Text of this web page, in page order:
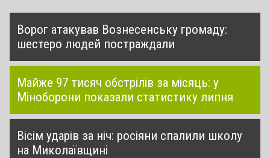
Ворог атакував Вознесенську громаду:
шестеро людей постраждали
Майже 97 тисяч обстрілів за місяць: у
Міноборони показали статистику липня
Вісім ударів за ніч: росіяни спалили школу
на Миколаївщині